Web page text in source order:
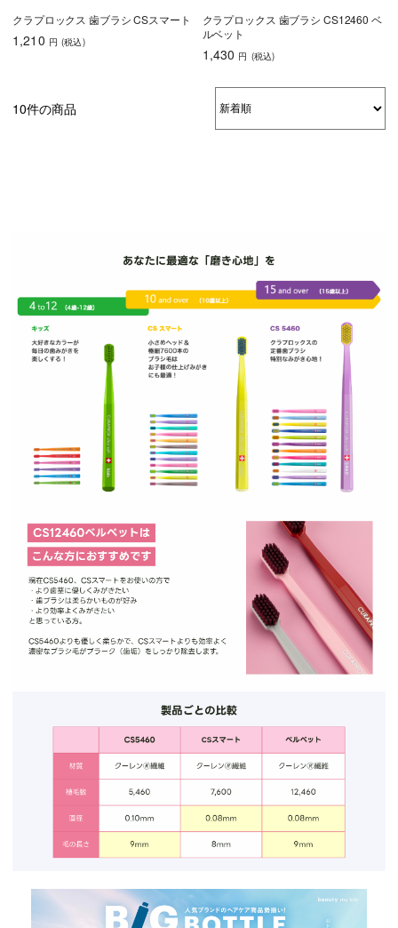
クラプロックス 歯ブラシ CSスマート
1,210 円 (税込)
クラプロックス 歯ブラシ CS12460 ベ
ルベット
1,430 円 (税込)
10件の商品